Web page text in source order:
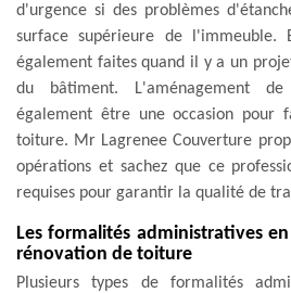
d'urgence si des problèmes
surface supérieure de l'immeuble.
également faites quand il y a un
du bâtiment. L'aménagement
également être une occasion pour
toiture. Mr Lagrenee Couverture
opérations et sachez que ce
requises pour garantir la qualité de
Les formalités administratives
rénovation de toiture
Plusieurs types de formalités